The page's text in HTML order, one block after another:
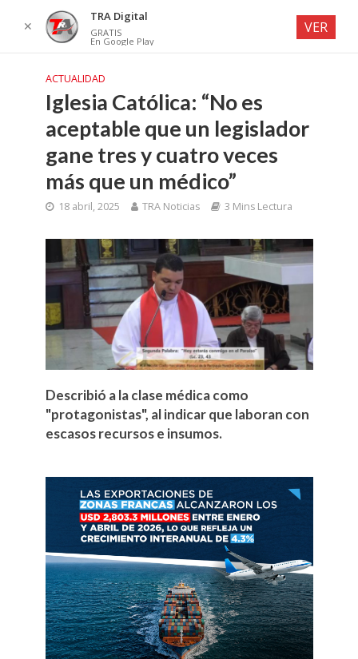
ACTUALIDAD
Iglesia Católica: “No es
aceptable que un legislador
gane tres y cuatro veces
más que un médico”
18 abril, 2025 TRA Noticias 3 Mins Lectura
Describió a la clase médica como
"protagonistas", al indicar que laboran con
escasos recursos e insumos.
✕
TRA Digital
GRATIS
En Google Play
VER